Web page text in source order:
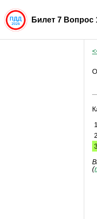
Билет 7 Вопрос
(